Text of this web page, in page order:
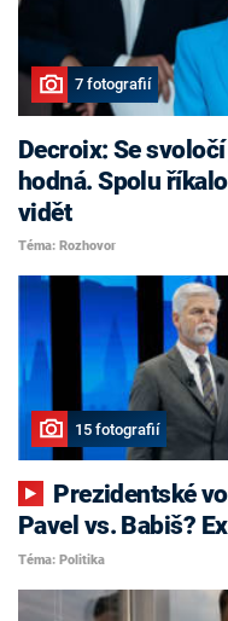
7 fotografií
Decroix: Se
hodná. Spolu
vidět
Téma: Rozhovor
15 fotografií
Pavel vs. Babiš?
Téma: Politika